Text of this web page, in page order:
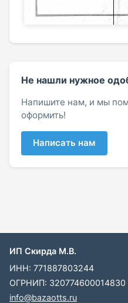
Не нашли нужное
Напишите нам, и мы
оформить!
Написать нам
ИП Скирда М.В.
ИНН: 771887803244
ОГРНИП: 320774600014830
info@bazaotts.ru